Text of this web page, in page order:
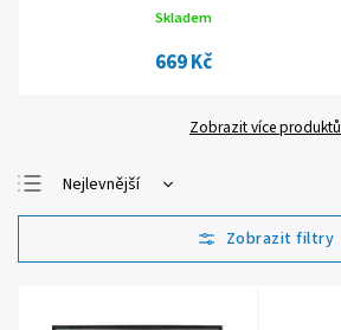
Skladem
669 Kč
Zobrazit více produktů
Nejlevnější
Nejdražší
Nejprodávanější